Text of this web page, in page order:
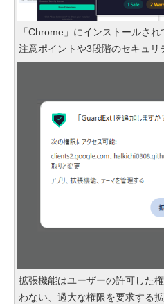
「Chrome」にインストールさ
注意ポイントや3段階のセキュリ
拡張機能はユーザーの許可した
わない、過大な権限を要求する